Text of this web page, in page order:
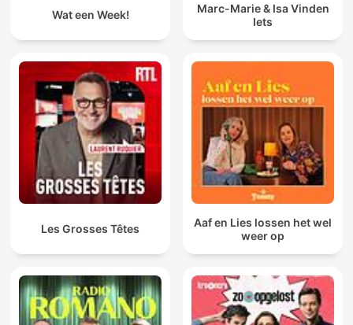
Wat een Week!
Marc-Marie & Isa Vinden
Iets
Les Grosses Têtes
Aaf en Lies lossen het wel
weer op